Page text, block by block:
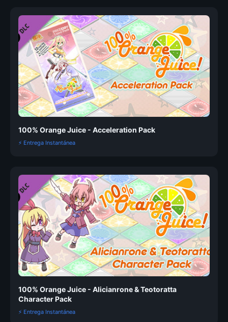
100% Orange Juice - Acceleration Pack
⚡ Entrega Instantánea
100% Orange Juice - Alicianrone & Teotoratta
Character Pack
⚡ Entrega Instantánea